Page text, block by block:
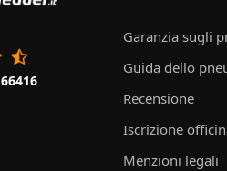
66416
Garanzia sugli
Guida dello
Recensione
Iscrizione
Menzioni legali